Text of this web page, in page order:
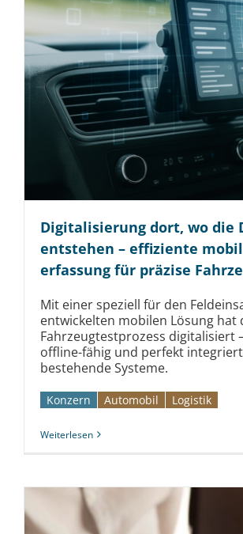
Digi­tali­sierung dort, wo die
entstehen – effiziente
erfassung für präzise
Mit einer speziell für den
entwickelten mobilen Lösung hat
Fahrzeugtestprozess digitalisiert
offline-fähig und perfekt
bestehende Systeme.
Konzern Automobil­­ Logistik
Weiterlesen